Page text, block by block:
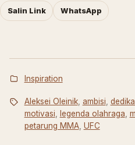
Salin Link WhatsApp
Inspiration
Aleksei Oleinik, ambisi
motivasi
legenda olahraga
petarung MMA, UFC